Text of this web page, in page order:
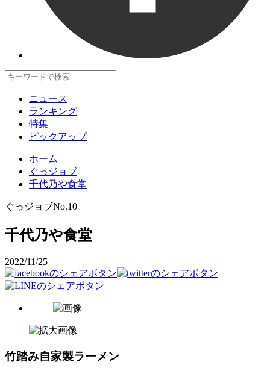
ニュース
ランキング
特集
ピックアップ
ホーム
ぐっジョブ
千代乃や食堂
ぐっジョブNo.10
千代乃や食堂
2022/11/25
竹踏み自家製ラーメン